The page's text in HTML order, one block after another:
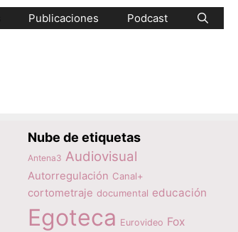
Publicaciones Podcast
Nube de etiquetas
Antena3 Audiovisual
Autorregulación Canal+
cortometraje documental educación
Egoteca Eurovideo Fox